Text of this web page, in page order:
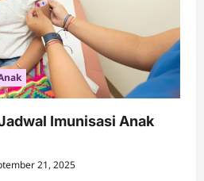
Imunisasi Anak
21, 2025